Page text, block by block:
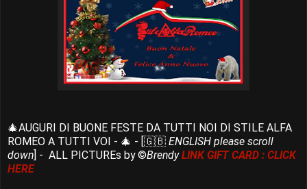
🎄AUGURI DI BUONE FESTE DA TUTTI NOI DI STILE ALFA
ROMEO A TUTTI VOI - 🎄 - [🇬🇧 ENGLISH please scroll
down ] - ALL PICTUREs by ©BrendyLINK GIFT CARD : CLICK
HERE